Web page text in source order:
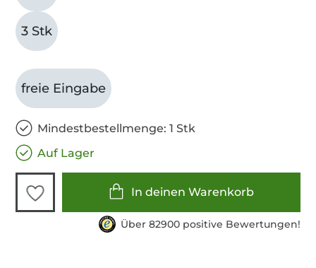
3 Stk
freie Eingabe
Mindestbestellmenge: 1 Stk
Auf Lager
In deinen Warenkorb
Über 82900 positive Bewertungen!